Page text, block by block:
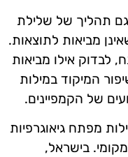
תהליך של שלילת
מביאות לתוצאות.
לבדוק אילו מביאות
המיקוד במילות
של הקמפיינים.
מפתח גיאוגרפיות
בישראל,